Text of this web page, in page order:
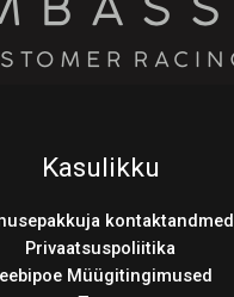
Kasulikku
kontaktandmed
Privaatsuspoliitika
Müügitingimused